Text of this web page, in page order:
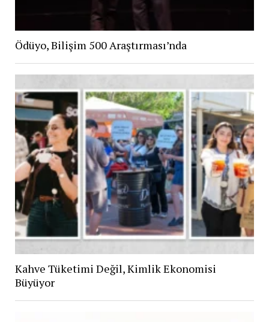
Ödüyo, Bilişim 500 Araştırması’nda
Kahve Tüketimi Değil, Kimlik Ekonomisi
Büyüyor